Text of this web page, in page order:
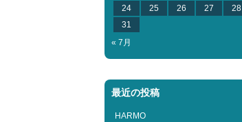
24
25 26 27 28
31
« 7月
最近の投稿
HARMO